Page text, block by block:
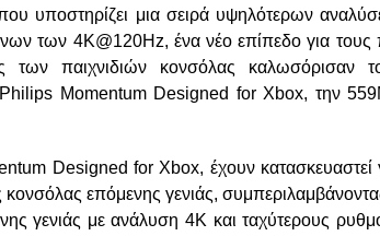
υποστηρίζει μια σειρά υψηλότερων
των 4K@120Hz, ένα νέο επίπεδο για τους
των παιχνιδιών κονσόλας καλωσόρισαν
Philips Momentum Designed for Xbox, την
Designed for Xbox, έχουν κατασκευαστεί
κονσόλας επόμενης γενιάς,
γενιάς με ανάλυση 4K και ταχύτερους